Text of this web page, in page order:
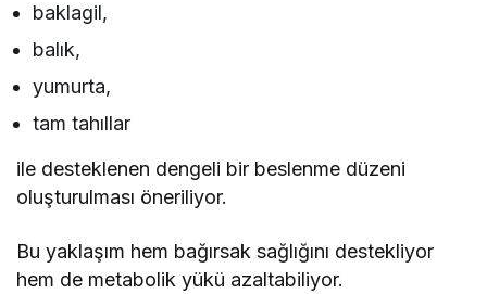
baklagil,
balık,
yumurta,
tam tahıllar
ile desteklenen dengeli bir beslenme düzeni
oluşturulması öneriliyor.
Bu yaklaşım hem bağırsak sağlığını destekliyor
hem de metabolik yükü azaltabiliyor.